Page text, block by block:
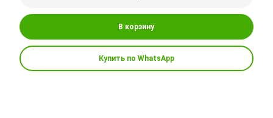
В корзину
Купить по WhatsApp